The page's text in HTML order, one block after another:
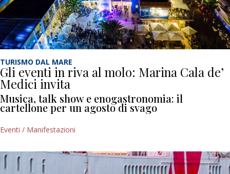
TURISMO DAL MARE
Gli eventi in riva al molo: Marina Cala de’
Medici invita
Musica, talk show e enogastronomia: il
cartellone per un agosto di svago
Eventi / Manifestazioni